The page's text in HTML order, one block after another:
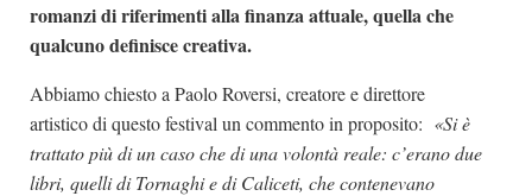
romanzi di riferimenti alla finanza attuale, quella che
qualcuno definisce creativa.
Abbiamo chiesto a Paolo Roversi, creatore e direttore
artistico di questo festival un commento in proposito: «Si è
trattato più di un caso che di una volontà reale: c’erano due
libri, quelli di Tornaghi e di Caliceti, che contenevano